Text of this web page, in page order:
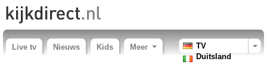
Live tv Nieuws Kids Meer
TV
Duitsland